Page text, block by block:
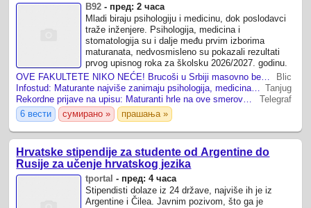
B92 - пред: 2 часа
Mladi biraju psihologiju i medicinu, dok poslodavci
traže inženjere. Psihologija, medicina i
stomatologija su i dalje među prvim izborima
maturanata, nedvosmisleno su pokazali rezultati
prvog upisnog roka za školsku 2026/2027. godinu.
Blic
Tanjug
Telegraf
6 вести
сумирано » прашања »
Hrvatske stipendije za studente od Argentine do
Rusije za učenje hrvatskog jezika
tportal - пред: 4 часа
Stipendisti dolaze iz 24 države, najviše ih je iz
Argentine i Čilea. Javnim pozivom, što ga je